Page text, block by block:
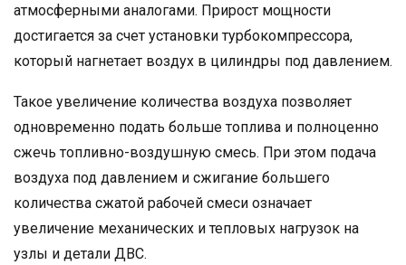
атмосферными аналогами. Прирост мощности
достигается за счет установки турбокомпрессора,
который нагнетает воздух в цилиндры под давлением.
Такое увеличение количества воздуха позволяет
одновременно подать больше топлива и полноценно
сжечь топливно-воздушную смесь. При этом подача
воздуха под давлением и сжигание большего
количества сжатой рабочей смеси означает
увеличение механических и тепловых нагрузок на
узлы и детали ДВС.